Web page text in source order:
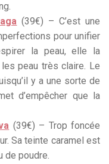
(39€) – C’est une
pour unifier
la peau, elle la
peau très claire. Le
y a une sorte de
d’empêcher que la
(39€) – Trop foncée
Sa teinte caramel est
de poudre.